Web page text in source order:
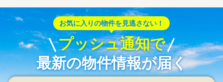
お気に入りの物件を見逃さない！
プッシュ通知で
最新の物件情報が届く